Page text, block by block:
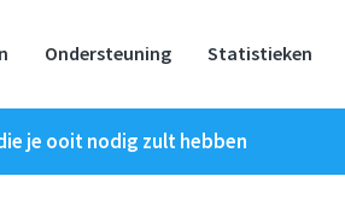
Ondersteuning Statistieken
je ooit nodig zult hebben